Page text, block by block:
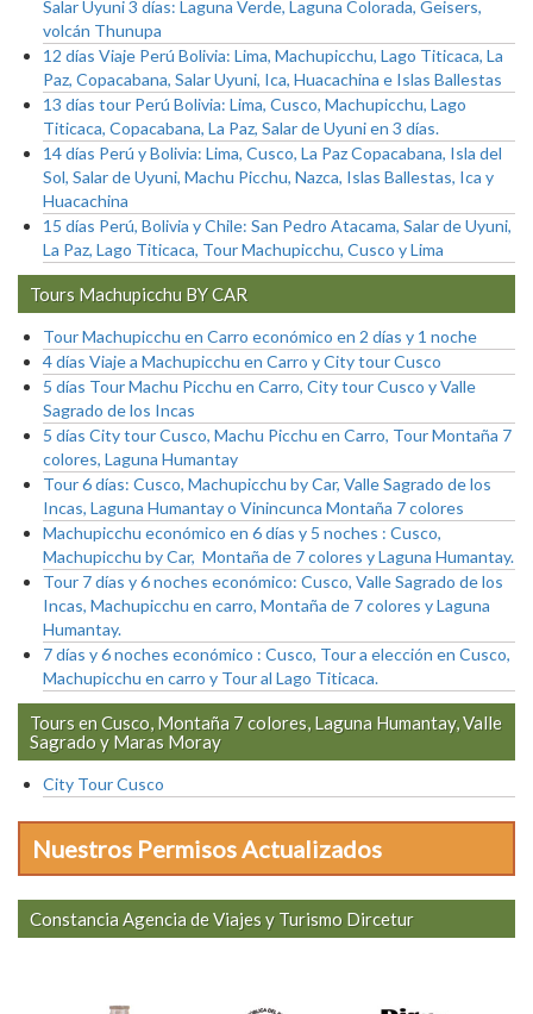
Salar Uyuni 3 días: Laguna Verde, Laguna Colorada, Geisers,
volcán Thunupa
12 días Viaje Perú Bolivia: Lima, Machupicchu, Lago Titicaca, La
Paz, Copacabana, Salar Uyuni, Ica, Huacachina e Islas Ballestas
13 días tour Perú Bolivia: Lima, Cusco, Machupicchu, Lago
Titicaca, Copacabana, La Paz, Salar de Uyuni en 3 días.
14 días Perú y Bolivia: Lima, Cusco, La Paz Copacabana, Isla del
Sol, Salar de Uyuni, Machu Picchu, Nazca, Islas Ballestas, Ica y
Huacachina
15 días Perú, Bolivia y Chile: San Pedro Atacama, Salar de Uyuni,
La Paz, Lago Titicaca, Tour Machupicchu, Cusco y Lima
Tours Machupicchu BY CAR
Tour Machupicchu en Carro económico en 2 días y 1 noche
4 días Viaje a Machupicchu en Carro y City tour Cusco
5 días Tour Machu Picchu en Carro, City tour Cusco y Valle
Sagrado de los Incas
5 días City tour Cusco, Machu Picchu en Carro, Tour Montaña 7
colores, Laguna Humantay
Tour 6 días: Cusco, Machupicchu by Car, Valle Sagrado de los
Incas, Laguna Humantay o Vinincunca Montaña 7 colores
Machupicchu económico en 6 días y 5 noches : Cusco,
Machupicchu by Car, Montaña de 7 colores y Laguna Humantay.
Tour 7 días y 6 noches económico: Cusco, Valle Sagrado de los
Incas, Machupicchu en carro, Montaña de 7 colores y Laguna
Humantay.
7 días y 6 noches económico : Cusco, Tour a elección en Cusco,
Machupicchu en carro y Tour al Lago Titicaca.
Tours en Cusco, Montaña 7 colores, Laguna Humantay, Valle
Sagrado y Maras Moray
City Tour Cusco
Nuestros Permisos Actualizados
Constancia Agencia de Viajes y Turismo Dircetur